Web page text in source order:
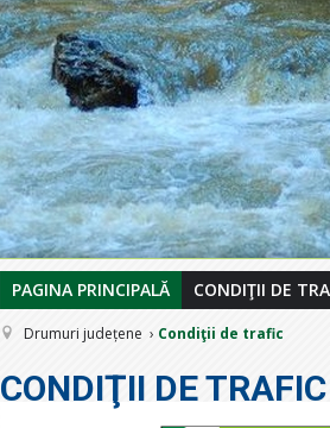
1234567
PAGINA PRINCIPALĂ CONDIŢII DE
Drumuri județene Condiţii de trafic
CONDIŢII DE TRAFIC